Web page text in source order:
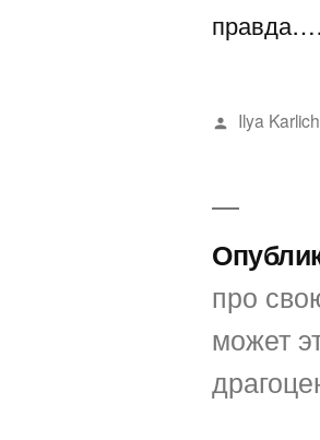
Написано
Ilya
про
может